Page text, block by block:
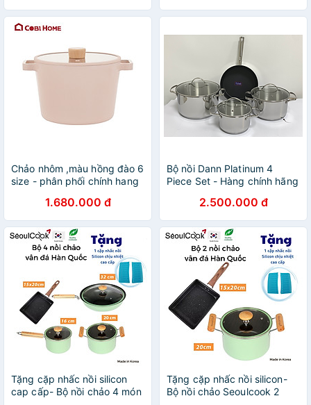
Chảo nhôm ,màu hồng đào 6
size - phân phối chính hang
1.680.000 đ
Bộ nồi Dann Platinum 4
Piece Set - Hàng chính hãng
2.500.000 đ
Tặng cặp nhấc nồi silicon
cap cấp- Bộ nồi chảo 4 món
Tặng cặp nhấc nồi silicon-
Bộ nồi chảo Seoulcook 2